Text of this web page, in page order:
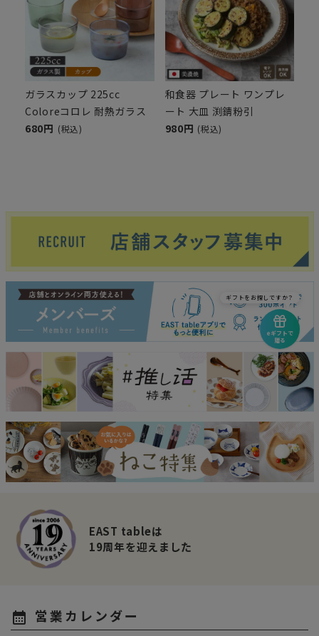
ガラスカップ 225cc
Coloreコロレ 耐熱ガラス
680円 (税込)
和食器 プレート ワンプレ
ート 大皿 渕錆粉引
980円 (税込)
EAST tableは
19周年を迎えました
calendar_month 営業カレンダー
eギフトで
贈る
ギフトをお探しですか？